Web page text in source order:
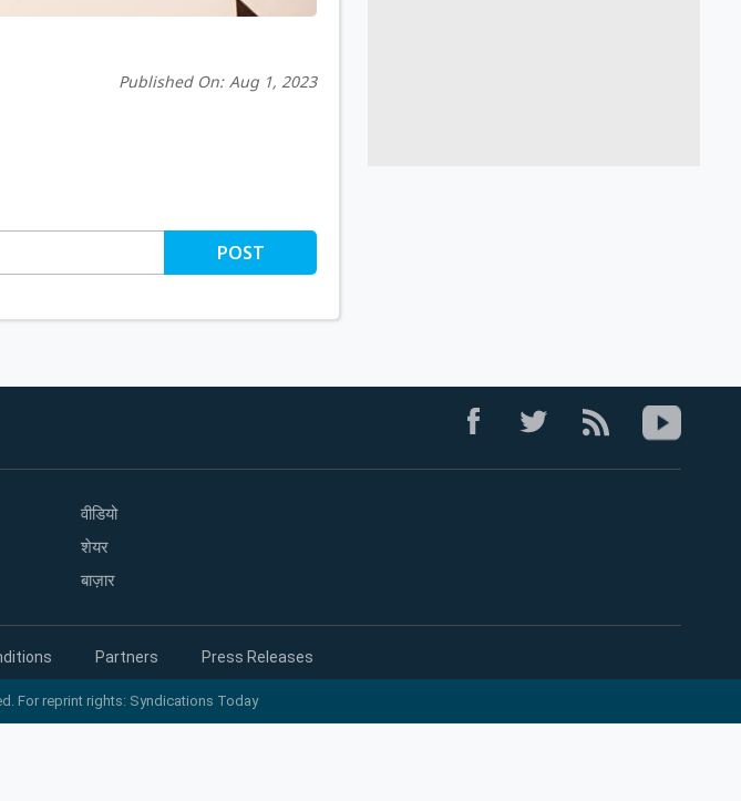
Published On: Aug 1, 2023
POST
वीडियो
शेयर
बाज़ार
Partners Press Releases
For reprint rights: Syndications Today